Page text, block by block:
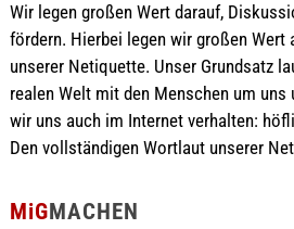
Wir legen großen Wert darauf,
fördern. Hierbei legen wir großen Wert
unserer Netiquette. Unser Grundsatz
realen Welt mit den Menschen um
wir uns auch im Internet verhalten:
Den vollständigen Wortlaut unserer
MiGMACHEN